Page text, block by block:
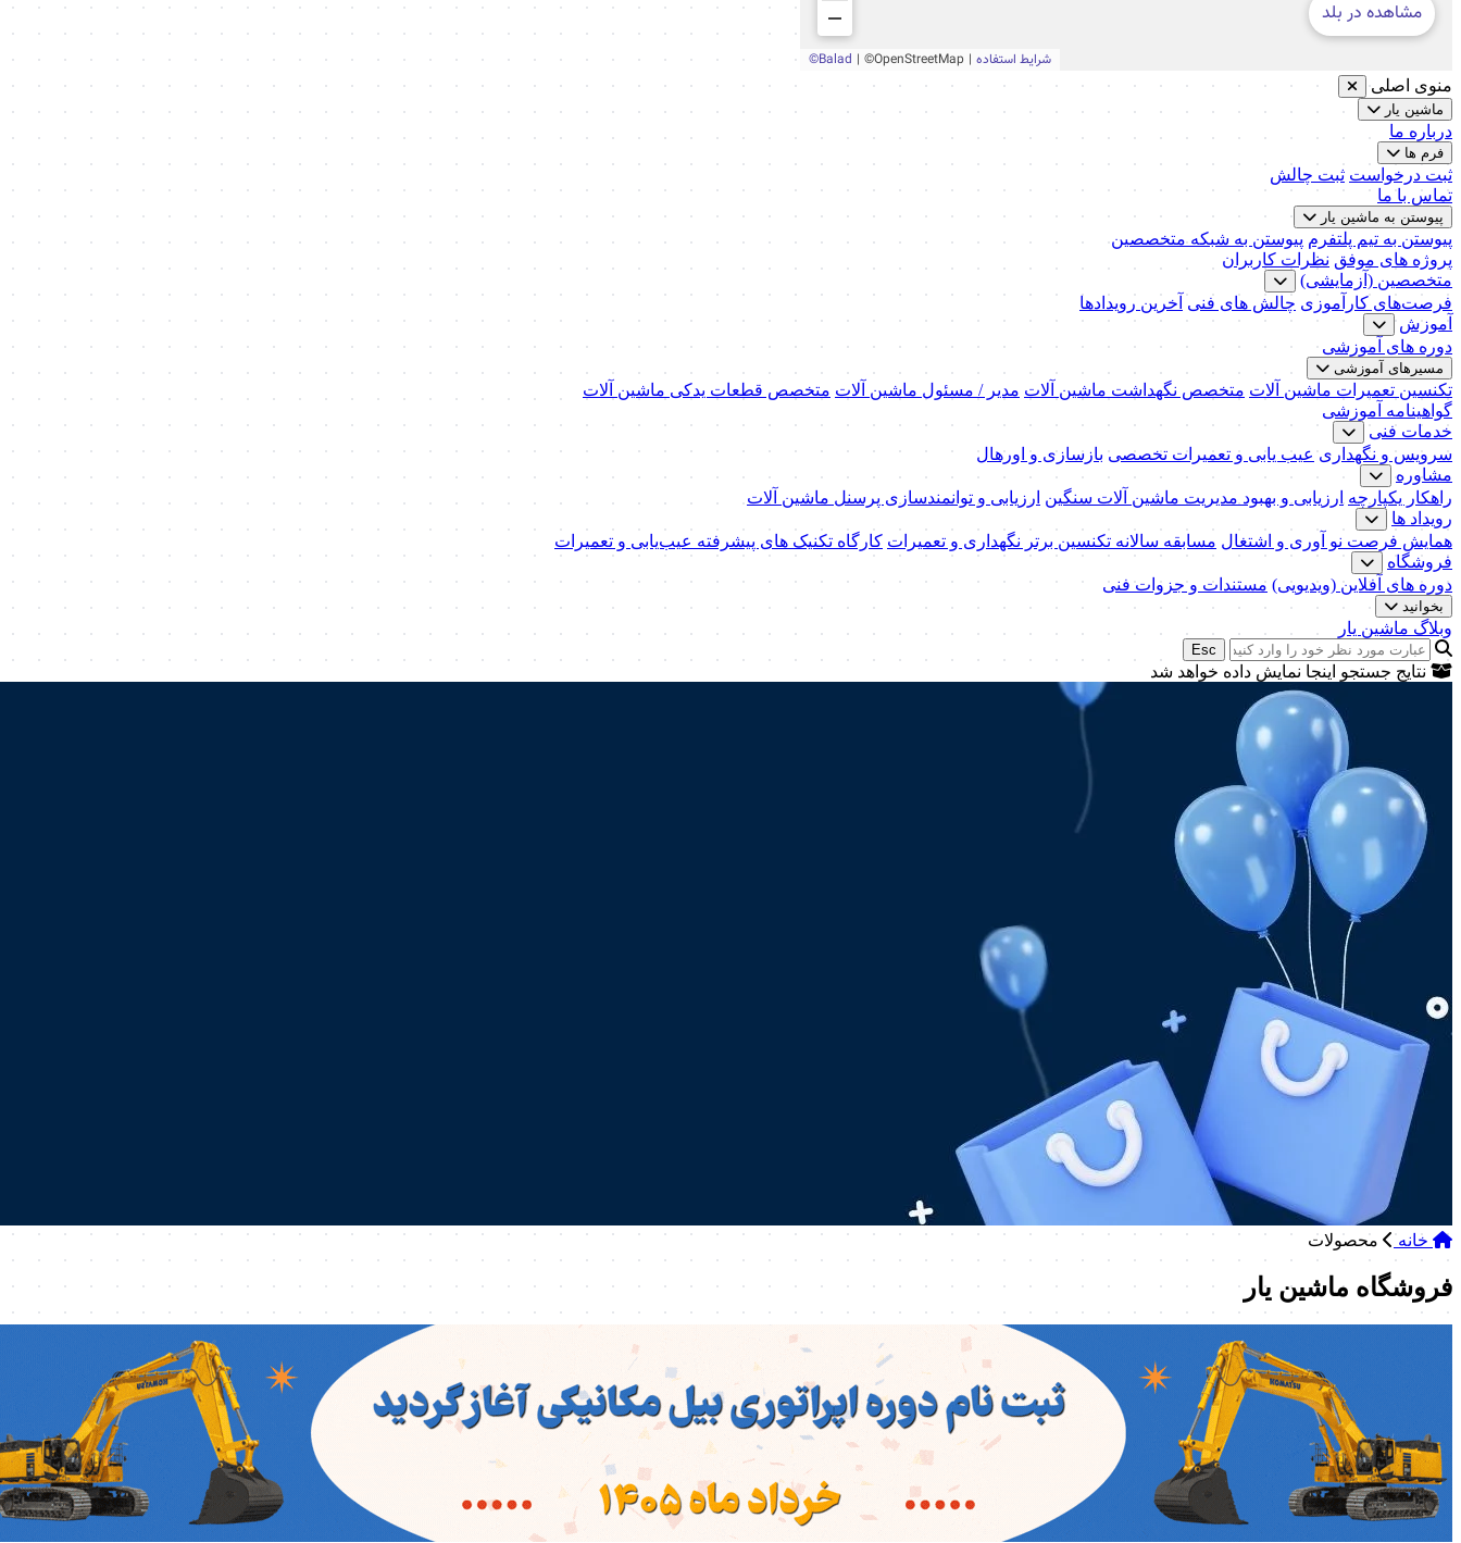
منوی اصلی
ماشین یار
درباره ما
فرم ها
ثبت درخواست ثبت چالش
تماس با ما
پیوستن به ماشین یار
پیوستن به تیم پلتفرم پیوستن به شبکه متخصصین
پروژه های موفق نظرات کاربران
متخصصین (آزمایشی)
فرصت‌های کارآموزی چالش های فنی آخرین رویدادها
آموزش
دوره های آموزشی
مسیرهای آموزشی
تکنسین تعمیرات ماشین آلات متخصص نگهداشت ماشین آلات مدیر / مسئول ماشین آلات متخصص قطعات یدکی ماشین آلات
گواهینامه آموزشی
خدمات فنی
سرویس و نگهداری عیب یابی و تعمیرات تخصصی بازسازی و اورهال
مشاوره
راهکار یکپارچه ارزیابی و بهبود مدیریت ماشین آلات سنگین ارزیابی و توانمندسازی پرسنل ماشین آلات
رویداد ها
همایش فرصت نو آوری و اشتغال مسابقه سالانه تکنسین برتر نگهداری و تعمیرات کارگاه تکنیک‌ های پیشرفته عیب‌یابی و تعمیرات
فروشگاه
دوره های آفلاین (ویدیویی) مستندات و جزوات فنی
بخوانید
وبلاگ ماشین یار
Esc
نتایج جستجو اینجا نمایش داده خواهد شد
خانه محصولات
فروشگاه ماشین یار